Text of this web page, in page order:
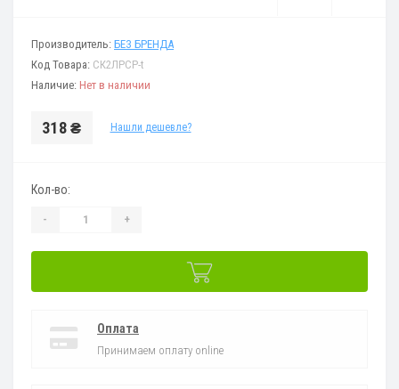
Производитель: БЕЗ БРЕНДА
Код Товара: СК2ЛРСР-t
Наличие: Нет в наличии
318 ₴ Нашли дешевле?
Кол-во:
- +
Оплата
Принимаем оплату online